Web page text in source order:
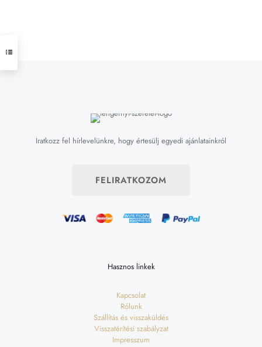
Iratkozz fel hírlevelünkre, hogy értesülj egyedi ajánlatainkról
FELIRATKOZOM
Hasznos linkek
Kapcsolat
Rólunk
Szállítás és visszaküldés
Visszatérítési szabályzat
Impresszum